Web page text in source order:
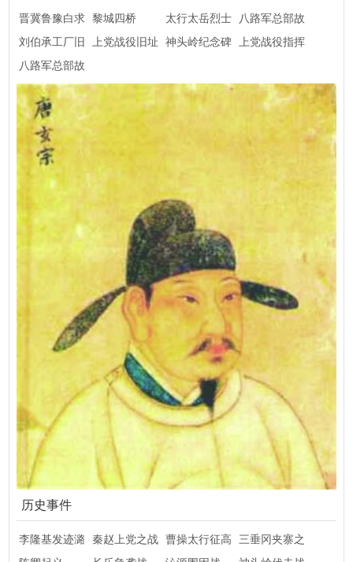
晋冀鲁豫白求
恩国际和平医
院旧址
黎城四桥
太行太岳烈士
陵园
八路军总部故
漳会议旧址
刘伯承工厂旧
址
上党战役旧址 神头岭纪念碑
上党战役指挥
八路军总部故
县旧址
历史事件
李隆基发迹潞
秦赵上党之战 曹操太行征高
三垂冈夹寨之